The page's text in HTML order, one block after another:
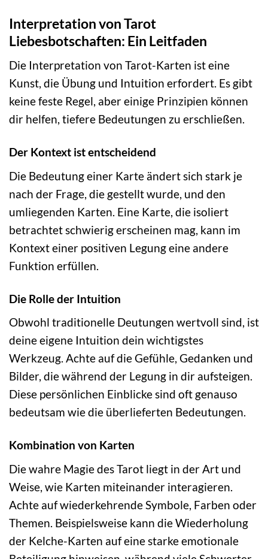
Interpretation von Tarot
Liebesbotschaften: Ein Leitfaden
Die Interpretation von Tarot-Karten ist eine
Kunst, die Übung und Intuition erfordert. Es gibt
keine feste Regel, aber einige Prinzipien können
dir helfen, tiefere Bedeutungen zu erschließen.
Der Kontext ist entscheidend
Die Bedeutung einer Karte ändert sich stark je
nach der Frage, die gestellt wurde, und den
umliegenden Karten. Eine Karte, die isoliert
betrachtet schwierig erscheinen mag, kann im
Kontext einer positiven Legung eine andere
Funktion erfüllen.
Die Rolle der Intuition
Obwohl traditionelle Deutungen wertvoll sind, ist
deine eigene Intuition dein wichtigstes
Werkzeug. Achte auf die Gefühle, Gedanken und
Bilder, die während der Legung in dir aufsteigen.
Diese persönlichen Einblicke sind oft genauso
bedeutsam wie die überlieferten Bedeutungen.
Kombination von Karten
Die wahre Magie des Tarot liegt in der Art und
Weise, wie Karten miteinander interagieren.
Achte auf wiederkehrende Symbole, Farben oder
Themen. Beispielsweise kann die Wiederholung
der Kelche-Karten auf eine starke emotionale